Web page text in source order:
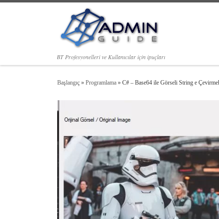
BT Profesyonelleri ve Kullanıcılar için ipuçları
Başlangıç » Programlama » C# – Base64 ile Görseli String e